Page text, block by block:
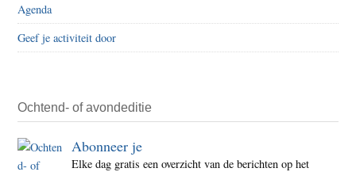
bij
Agenda
Geef je activiteit door
Ochtend- of avondeditie
Abonneer je
Elke dag gratis een overzicht van de berichten op het